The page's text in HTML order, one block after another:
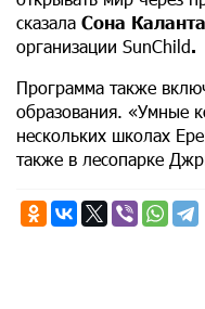
сказала Сона
организации SunChild.
Программа также
образования. «Умные
нескольких школах
также в лесопарке